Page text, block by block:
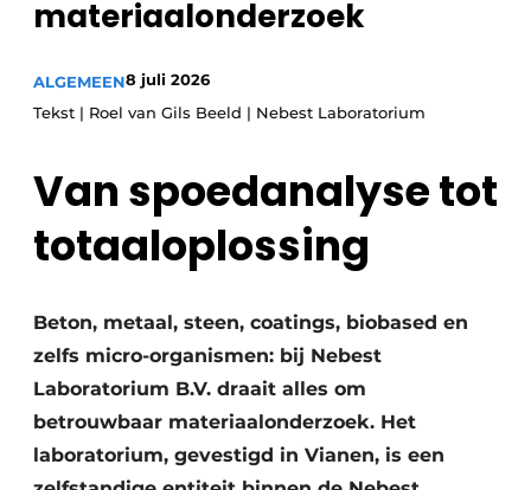
Privacy / Cookie statement
Video’s
materiaalonderzoek
ALGEMEEN8 juli 2026
Tekst | Roel van Gils Beeld | Nebest Laboratorium
Van spoedanalyse tot
totaaloplossing
Beton, metaal, steen, coatings, biobased en
zelfs micro-organismen: bij Nebest
Laboratorium B.V. draait alles om
betrouwbaar materiaalonderzoek. Het
laboratorium, gevestigd in Vianen, is een